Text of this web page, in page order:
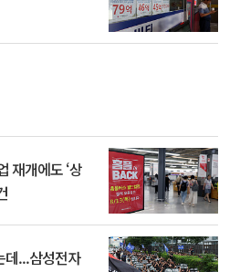
재개에도 ‘상
데...삼성전자